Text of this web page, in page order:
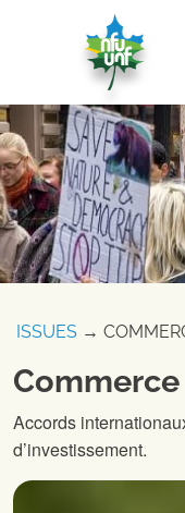
Aller au contenu
ISSUES →
Commerce
Accords
d’investissement.